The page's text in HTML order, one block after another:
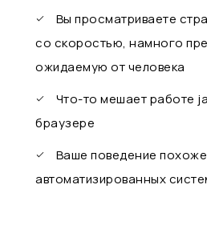
Вы просматриваете
со скоростью, намного
ожидаемую от человека
Что-то мешает работе
браузере
Ваше поведение
автоматизированных